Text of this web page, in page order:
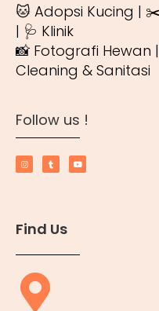
🐱 Adopsi Kucing |
| 🩺 Klinik
📸 Fotografi Hewan
Cleaning & Sanitasi
Follow us !
Find Us